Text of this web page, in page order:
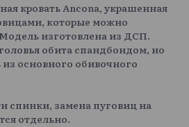
кровать Ancona, украшенная
которые можно
изготовлена из ДСП.
обита спандбондом, но
основного обивочного
спинки, замена пуговиц на
отдельно.